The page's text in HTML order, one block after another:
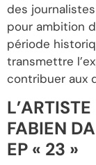
des
pour ambition
période
transmettre
contribuer aux
FABIEN
EP « 23 »